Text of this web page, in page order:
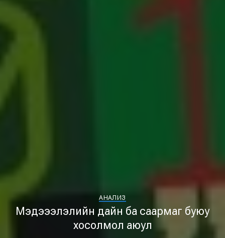
АНАЛИЗ
Мэдэээлэлийн дайн ба саармаг буюу
хосолмол аюул